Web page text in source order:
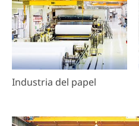
Industria del papel